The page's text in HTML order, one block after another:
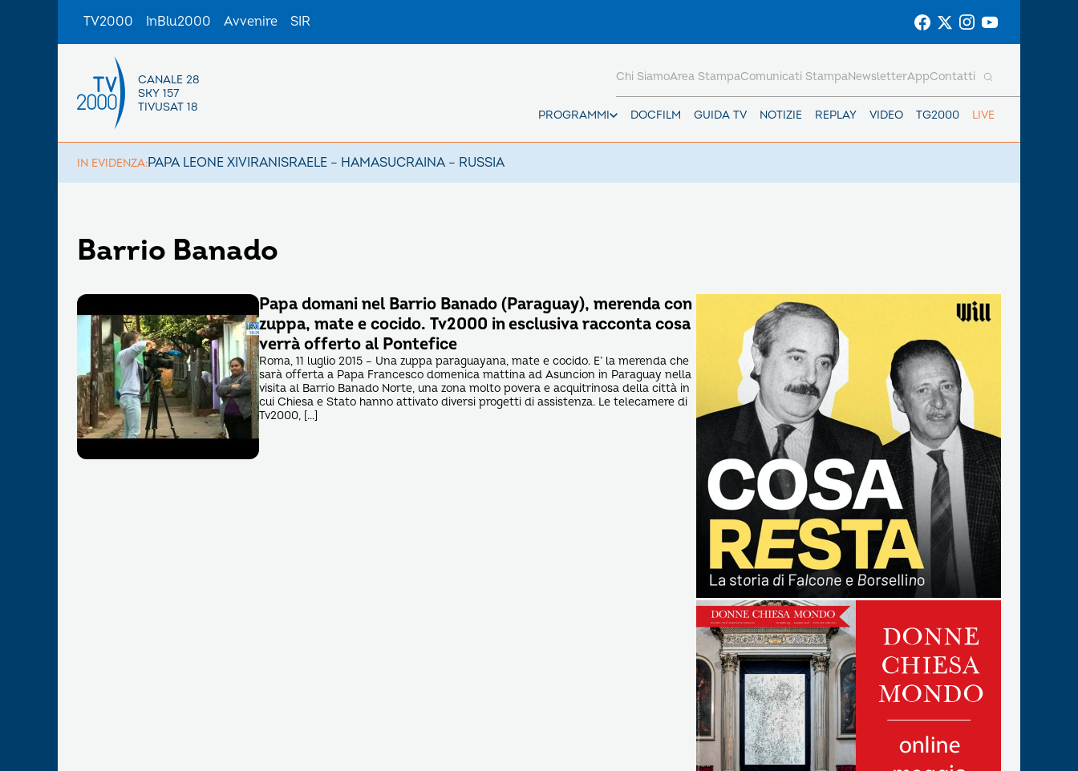
TV2000 InBlu2000 Avvenire SIR
CANALE 28
SKY 157
TIVUSAT 18
PROGRAMMI DOCFILM GUIDA TV NOTIZIE REPLAY VIDEO TG2000 LIVE
Chi SiamoArea StampaComunicati StampaNewsletterAppContatti
IN EVIDENZA:PAPA LEONE XIVIRANISRAELE – HAMASUCRAINA – RUSSIA
Barrio Banado
Papa domani nel Barrio Banado (Paraguay), merenda con
zuppa, mate e cocido. Tv2000 in esclusiva racconta cosa
verrà offerto al Pontefice
Roma, 11 luglio 2015 – Una zuppa paraguayana, mate e cocido. E’ la merenda che
sarà offerta a Papa Francesco domenica mattina ad Asuncion in Paraguay nella
visita al Barrio Banado Norte, una zona molto povera e acquitrinosa della città in
cui Chiesa e Stato hanno attivato diversi progetti di assistenza. Le telecamere di
Tv2000, […]